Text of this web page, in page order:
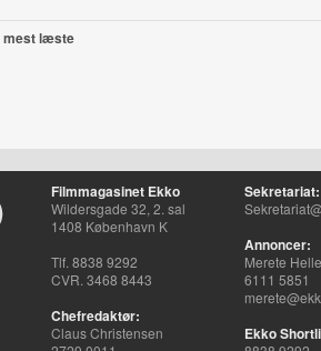
mest læste
Filmmagasinet Ekko
Wildersgade 32, 2. sal
1408 København K
Tlf. 8838 9292
CVR. 3468 8443
Chefredaktør:
Claus Christensen
Sekretariat:
Annoncer:
Merete
6111 5851
Ekko